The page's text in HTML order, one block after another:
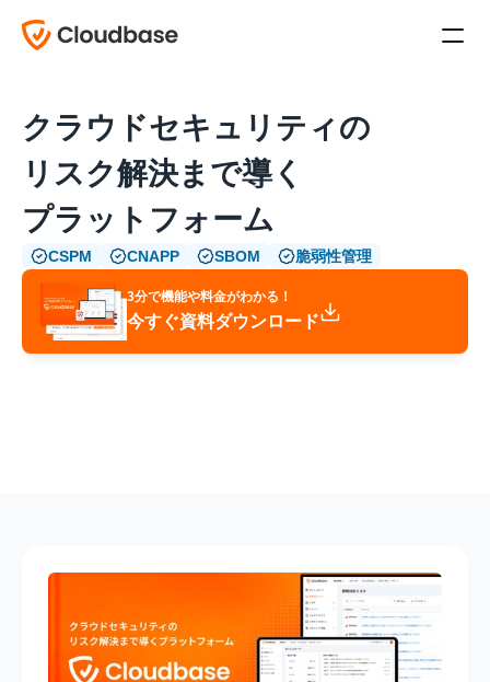
クラウドセキュリティの
リスク解決まで導く
プラットフォーム
CSPM CNAPP SBOM 脆弱性管理
3分で機能や料金がわかる！
今すぐ資料ダウンロード